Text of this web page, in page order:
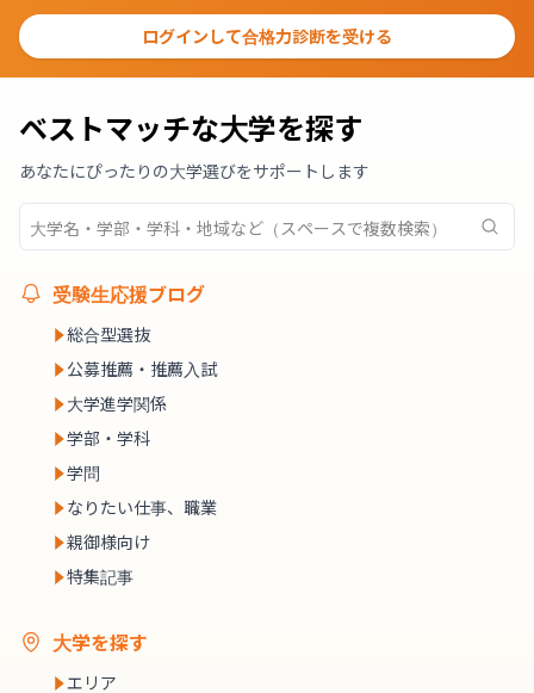
ログインして合格力診断を受ける
ベストマッチな大学を探す
あなたにぴったりの大学選びをサポートします
受験生応援ブログ
総合型選抜
公募推薦・推薦入試
大学進学関係
学部・学科
学問
なりたい仕事、職業
親御様向け
特集記事
大学を探す
エリア